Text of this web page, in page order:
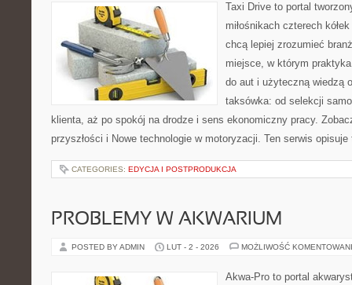
Taxi Drive to portal
miłośnikach czterech
chcą lepiej zrozumieć
miejsce, w którym
do aut i użyteczną wiedzą
taksówka: od selekcji
klienta, aż po spokój na drodze i sens ekonomiczny pracy.
przyszłości i Nowe technologie w motoryzacji. Ten serwis
CATEGORIES: EDYCJA I POSTPRODUKCJA
PROBLEMY W AKWARIUM
POSTED BY ADMIN LUT - 2 - 2026 MOŻLIWOŚĆ
Akwa-Pro to portal